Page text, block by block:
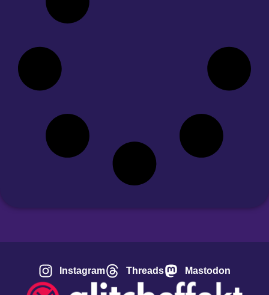
Instagram Threads Mastodon